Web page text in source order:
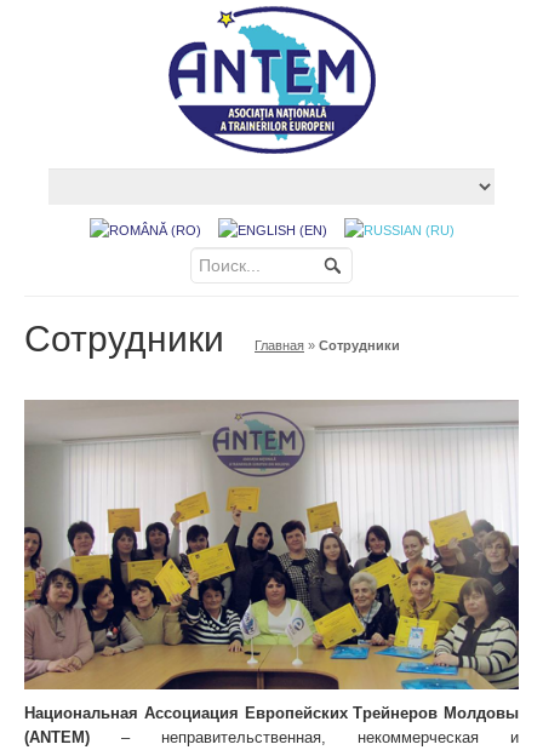
Сотрудники Главная » Сотрудники
Национальная Ассоциация Европейских Трейнеров Молдовы
(ANTEM) – неправительственная, некоммерческая и